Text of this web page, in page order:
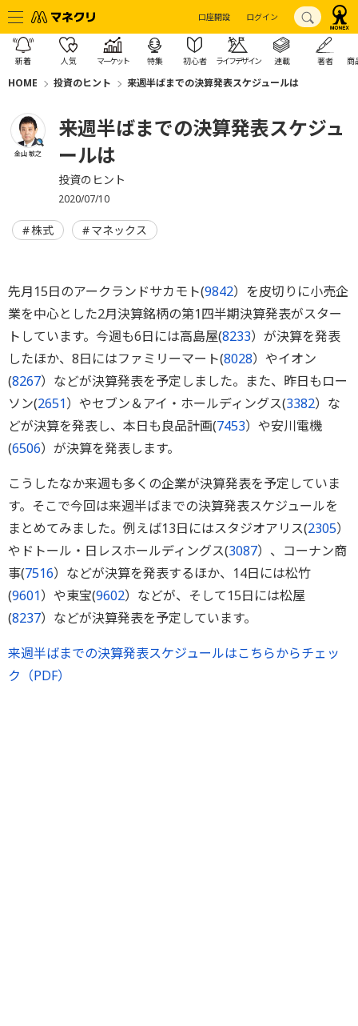
口座開設 ログイン
新着 人気 マーケット 特集 初心者 ライフデザイン 連載 著者 商
HOME 投資のヒント 来週半ばまでの決算発表スケジュールは
金山 敏之
来週半ばまでの決算発表スケジュ
ールは
投資のヒント
2020/07/10
株式 マネックス
先月15日のアークランドサカモト(9842）を皮切りに小売企
業を中心とした2月決算銘柄の第1四半期決算発表がスター
トしています。今週も6日には高島屋(8233）が決算を発表
したほか、8日にはファミリーマート(8028）やイオン
(8267）などが決算発表を予定しました。また、昨日もロー
ソン(2651）やセブン＆アイ・ホールディングス(3382）な
どが決算を発表し、本日も良品計画(7453）や安川電機
(6506）が決算を発表します。
こうしたなか来週も多くの企業が決算発表を予定していま
す。そこで今回は来週半ばまでの決算発表スケジュールを
まとめてみました。例えば13日にはスタジオアリス(2305）
やドトール・日レスホールディングス(3087）、コーナン商
事(7516）などが決算を発表するほか、14日には松竹
(9601）や東宝(9602）などが、そして15日には松屋
(8237）などが決算発表を予定しています。
来週半ばまでの決算発表スケジュールはこちらからチェッ
ク（PDF）